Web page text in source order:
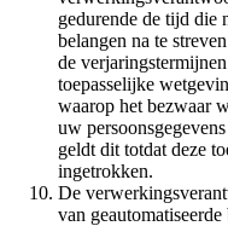
gedurende de tijd die
belangen na te
de
toepasselijke
waarop het bezwaar
uw
geldt dit totdat deze
ingetrokken.
De
van